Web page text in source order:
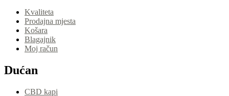
Kvaliteta
Prodajna mjesta
Košara
Blagajnik
Moj račun
Dućan
CBD kapi